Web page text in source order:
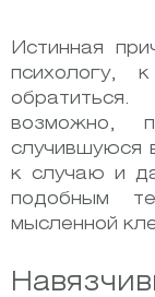
Истинная
психологу,
возможно,
случившуюся
к случаю и
подобным
мысленной